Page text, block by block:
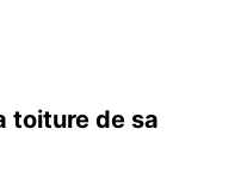
toiture de sa